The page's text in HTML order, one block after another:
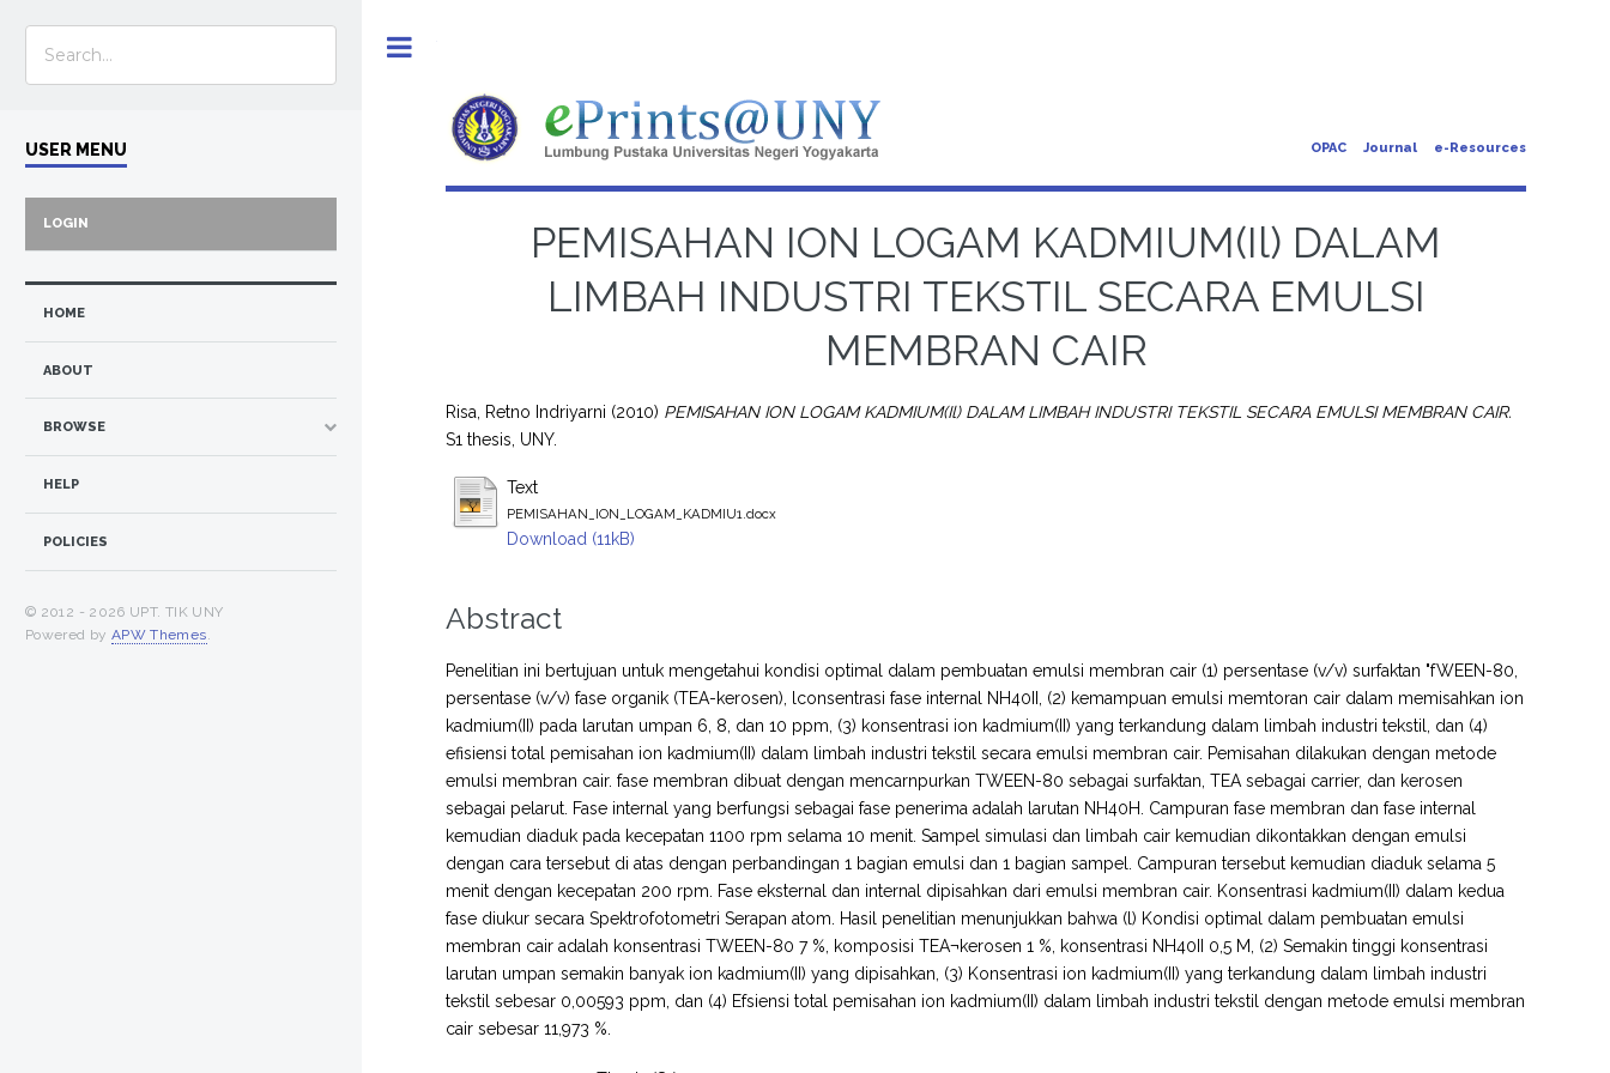
OPAC Journal e-Resources
PEMISAHAN ION LOGAM KADMIUM(Il) DALAM
LIMBAH INDUSTRI TEKSTIL SECARA EMULSI
MEMBRAN CAIR
Risa, Retno Indriyarni (2010) PEMISAHAN ION LOGAM KADMIUM(Il) DALAM LIMBAH INDUSTRI TEKSTIL SECARA EMULSI MEMBRAN CAIR.
S1 thesis, UNY.
Text
PEMISAHAN_ION_LOGAM_KADMIU1.docx
Download (11kB)
Abstract
Penelitian ini bertujuan untuk mengetahui kondisi optimal dalam pembuatan emulsi membran cair (1) persentase (v/v) surfaktan "fWEEN-80,
persentase (v/v) fase organik (TEA-kerosen), lconsentrasi fase internal NH40II, (2) kemampuan emulsi memtoran cair dalam memisahkan ion
kadmium(II) pada larutan umpan 6, 8, dan 10 ppm, (3) konsentrasi ion kadmium(II) yang terkandung dalam limbah industri tekstil, dan (4)
efisiensi total pemisahan ion kadmium(II) dalam limbah industri tekstil secara emulsi membran cair. Pemisahan dilakukan dengan metode
emulsi membran cair. fase membran dibuat dengan mencarnpurkan TWEEN-80 sebagai surfaktan, TEA sebagai carrier, dan kerosen
sebagai pelarut. Fase internal yang berfungsi sebagai fase penerima adalah larutan NH40H. Campuran fase membran dan fase internal
kemudian diaduk pada kecepatan 1100 rpm selama 10 menit. Sampel simulasi dan limbah cair kemudian dikontakkan dengan emulsi
dengan cara tersebut di atas dengan perbandingan 1 bagian emulsi dan 1 bagian sampel. Campuran tersebut kemudian diaduk selama 5
menit dengan kecepatan 200 rpm. Fase eksternal dan internal dipisahkan dari emulsi membran cair. Konsentrasi kadmium(II) dalam kedua
fase diukur secara Spektrofotometri Serapan atom. Hasil penelitian menunjukkan bahwa (l) Kondisi optimal dalam pembuatan emulsi
membran cair adalah konsentrasi TWEEN-80 7 %, komposisi TEA¬kerosen 1 %, konsentrasi NH40II 0,5 M, (2) Semakin tinggi konsentrasi
larutan umpan semakin banyak ion kadmium(II) yang dipisahkan, (3) Konsentrasi ion kadmium(II) yang terkandung dalam limbah industri
tekstil sebesar 0,00593 ppm, dan (4) Efsiensi total pemisahan ion kadmium(II) dalam limbah industri tekstil dengan metode emulsi membran
cair sebesar 11,973 %.
USER MENU
LOGIN
HOME
ABOUT
BROWSE
HELP
POLICIES
© 2012 - 2026 UPT. TIK UNY
Powered by APW Themes